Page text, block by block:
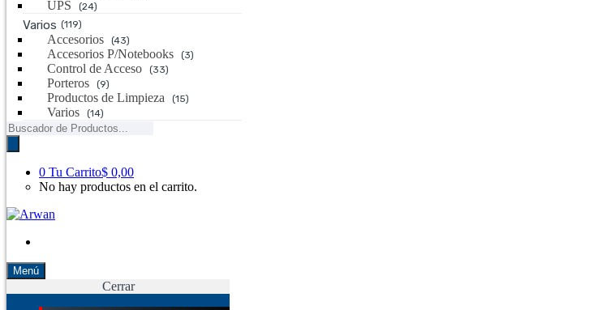
UPS (24)
Varios (119)
Accesorios (43)
Accesorios P/Notebooks (3)
Control de Acceso (33)
Porteros (9)
Productos de Limpieza (15)
Varios (14)
Búsqueda
de
productos
0 Tu Carrito$ 0,00
No hay productos en el carrito.
Menú
Cerrar